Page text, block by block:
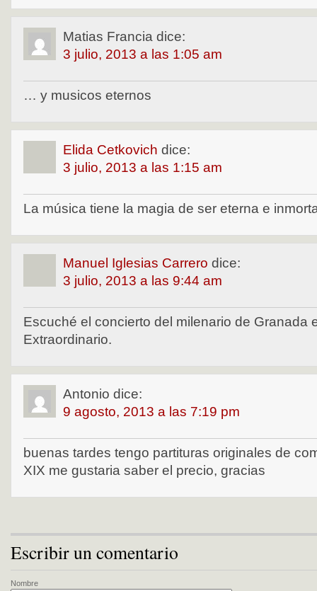
Matias Francia dice:
3 julio, 2013 a las 1:05 am
… y musicos eternos
Elida Cetkovich dice:
3 julio, 2013 a las 1:15 am
La música tiene la magia de ser eterna e
Manuel Iglesias Carrero dice:
3 julio, 2013 a las 9:44 am
Escuché el concierto del milenario de Granada
Extraordinario.
Antonio dice:
9 agosto, 2013 a las 7:19 pm
buenas tardes tengo partituras originales de
XIX me gustaria saber el precio, gracias
Escribir un comentario
Nombre